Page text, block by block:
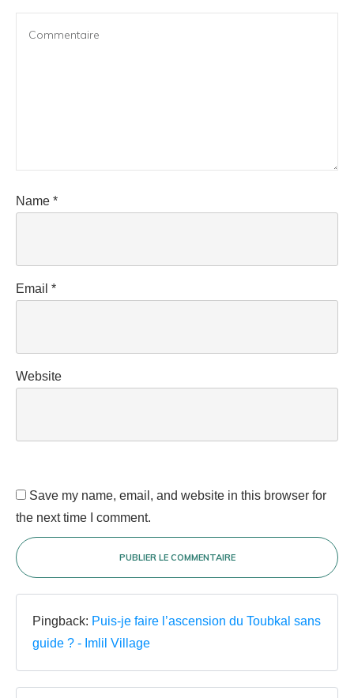
Name *
Email *
Website
Save my name, email, and website in this browser for
the next time I comment.
PUBLIER LE COMMENTAIRE
Pingback: Puis-je faire l’ascension du Toubkal sans
guide ? - Imlil Village